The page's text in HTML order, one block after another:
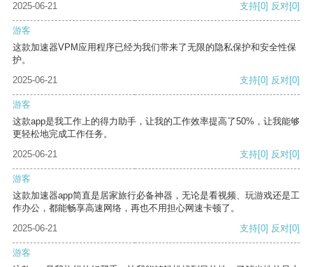
2025-06-21 支持[0] 反对[0]
游客
这款加速器VPM应用程序已经为我们带来了无限的隐私保护和安全性保
护。
2025-06-21
支持[0] 反对[0]
游客
这款app是我工作上的得力助手，让我的工作效率提高了50%，让我能够
更轻松地完成工作任务。
2025-06-21
支持[0] 反对[0]
游客
这款加速器app简直是居家旅行必备神器，无论是看视频、玩游戏还是工
作办公，都能畅享高速网络，再也不用担心网速卡顿了。
2025-06-21
支持[0] 反对[0]
游客